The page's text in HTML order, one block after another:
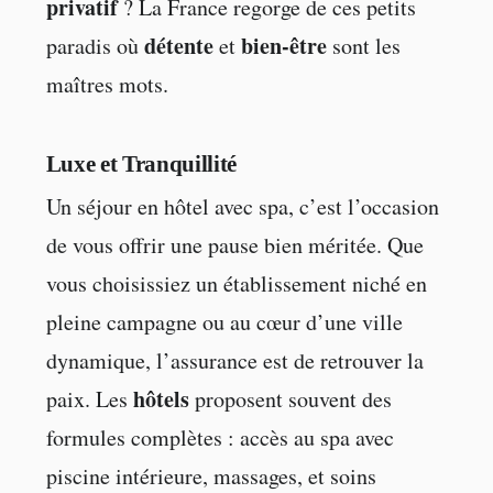
privatif? La France regorge de ces petits
paradis oùdétenteetbien-êtresont les
maîtres mots.
Luxe et Tranquillité
Un séjour en hôtel avec spa, c’est l’occasion
de vous offrir une pause bien méritée. Que
vous choisissiez un établissement niché en
pleine campagne ou au cœur d’une ville
dynamique, l’assurance est de retrouver la
paix. Les hôtelsproposent souvent des
formules complètes : accès au spa avec
piscine intérieure, massages, et soins